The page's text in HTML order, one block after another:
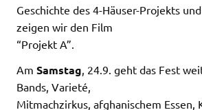
Geschichte des 4-Häuser-Projekts
zeigen wir den Film
“Projekt A”.
Am Samstag , 24.9. geht das Fest
Bands, Varieté,
Mitmachzirkus, afghanischem Essen,